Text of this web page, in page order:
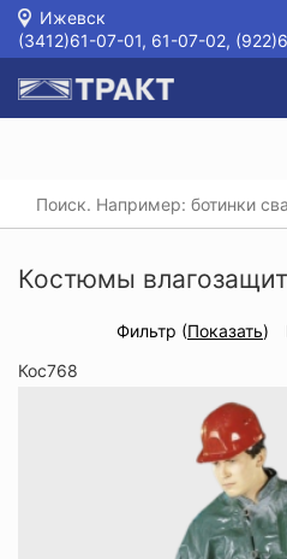
Ижевск
(3412)61-07-01, 61-07-02,
Главная / /
Влагозащитная спецодежда
Костюмы
Фильтр (Показать)
Кос768